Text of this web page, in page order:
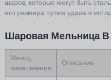
шаров, которые могут быть
его размера путем удара и
Шаровая Мельница
Метод
измельчения
Описание